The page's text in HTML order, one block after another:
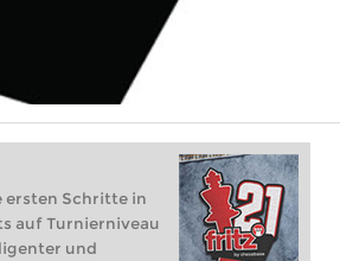
ersten Schritte in
auf Turnierniveau
und